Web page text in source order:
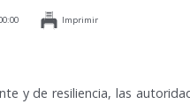
Imprimir
y de resiliencia, las